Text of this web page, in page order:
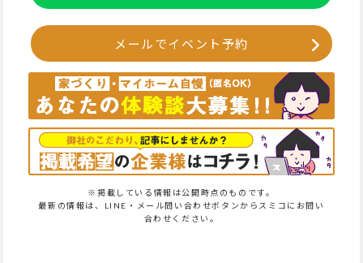
メールでイベント予約
※掲載している情報は公開時点のものです。
最新の情報は、LINE・メール問い合わせボタンからスミコにお問い
合わせください。